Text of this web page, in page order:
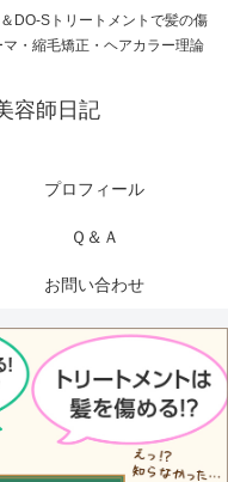
DO-Sトリートメントで髪の傷
・縮毛矯正・ヘアカラー理論
容師日記
プロフィール
Ｑ＆Ａ
お問い合わせ